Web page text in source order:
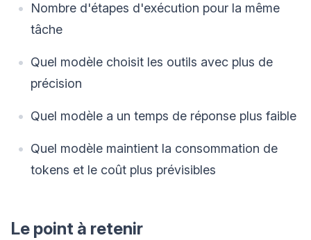
Nombre d'étapes d'exécution pour la même
tâche
Quel modèle choisit les outils avec plus de
précision
Quel modèle a un temps de réponse plus faible
Quel modèle maintient la consommation de
tokens et le coût plus prévisibles
Le point à retenir